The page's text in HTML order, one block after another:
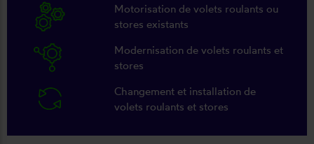
Motorisation de volets roulants ou
stores existants
Modernisation de volets roulants et
stores
Changement et installation de
volets roulants et stores